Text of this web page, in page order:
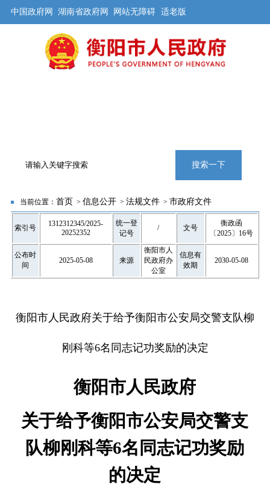
中国政府网 湖南省政府网 网站无障碍 适老版
搜索一下
当前位置： 首页 > 信息公开> 法规文件> 市政府文件
索引号
1312312345/2025-
20252352
统一登
记号
/ 文号
衡政函
〔2025〕16号
公布时
间
2025-05-08 来源
衡阳市人
民政府办
公室
信息有
效期
2030-05-08
衡阳市人民政府关于给予衡阳市公安局交警支队柳
刚科等6名同志记功奖励的决定
衡阳市人民政府
关于给予衡阳市公安局交警支
队柳刚科等6名同志记功奖励
的决定